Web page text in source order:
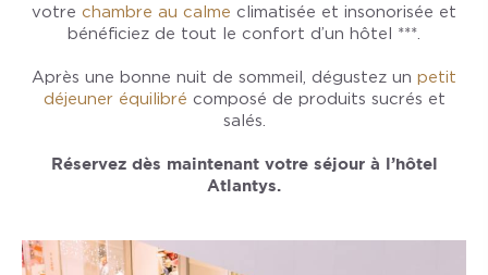
votre chambre au calme climatisée et insonorisée et
bénéficiez de tout le confort d’un hôtel ***.
Après une bonne nuit de sommeil, dégustez un petit
déjeuner équilibré composé de produits sucrés et
salés.
Réservez dès maintenant votre séjour à l’hôtel
Atlantys.